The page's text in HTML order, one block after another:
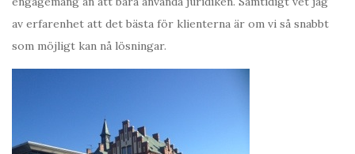
av erfarenhet att det bästa för klienterna är om vi så snabbt
som möjligt kan nå lösningar.